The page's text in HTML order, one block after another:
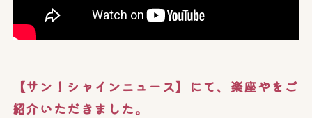
【サン！シャインニュース】にて、楽座やをご
紹介いただきました。